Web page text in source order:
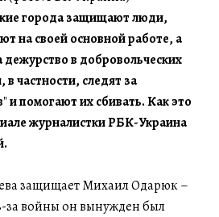
города защищают люди,
на своей основной работе, а
дежурство в добровольческих
частности, следят за
"и помогают их сбивать. Как это
журналистки РБК-Украина
защищает Михаил Одарюк –
за войны он вынужден был